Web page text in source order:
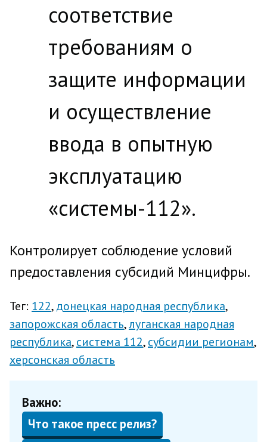
соответствие
требованиям о
защите информации
и осуществление
ввода в опытную
эксплуатацию
«системы-112».
Контролирует соблюдение условий
предоставления субсидий Минцифры.
Тег: 122 донецкая народная республика
запорожская область луганская народная
республика система 112 субсидии регионам
херсонская область
Важно:
Что такое пресс релиз?